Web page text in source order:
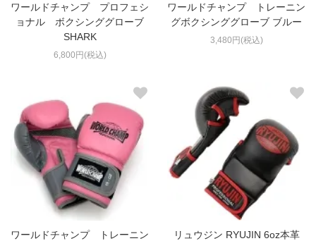
ワールドチャンプ プロフェシ
ョナル ボクシンググローブ
SHARK
6,800円(税込)
ワールドチャンプ トレーニン
グボクシンググローブ ブルー
3,480円(税込)
ワールドチャンプ トレーニン
リュウジン RYUJIN 6oz本革